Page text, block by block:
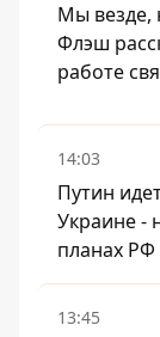
Мы везде,
Флэш
работе
14:03
Путин
Украине -
планах РФ
13:45